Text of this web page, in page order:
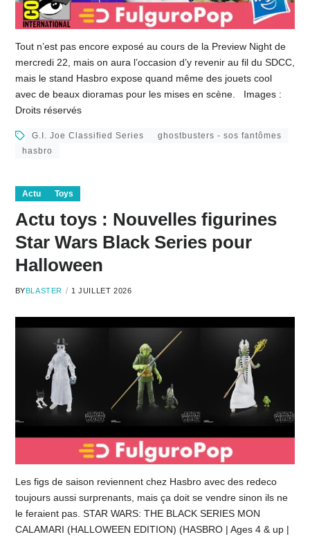
Tout n’est pas encore exposé au cours de la Preview Night de
mercredi 22, mais on aura l’occasion d’y revenir au fil du SDCC,
mais le stand Hasbro expose quand même des jouets cool
avec de beaux dioramas pour les mises en scène. Images :
Droits réservés
G.I. Joe Classified Series
ghostbusters - sos fantômes
hasbro
Actu Toys
Actu toys : Nouvelles figurines
Star Wars Black Series pour
Halloween
BYBLASTER 1 JUILLET 2026
Les figs de saison reviennent chez Hasbro avec des redeco
toujours aussi surprenants, mais ça doit se vendre sinon ils ne
le feraient pas. STAR WARS: THE BLACK SERIES MON
CALAMARI (HALLOWEEN EDITION) (HASBRO | Ages 4 & up |